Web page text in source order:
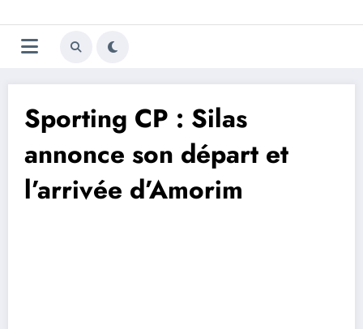
au
contenu
Trivela
L'actualité du football
Sporting CP : Silas
annonce son départ et
l’arrivée d’Amorim